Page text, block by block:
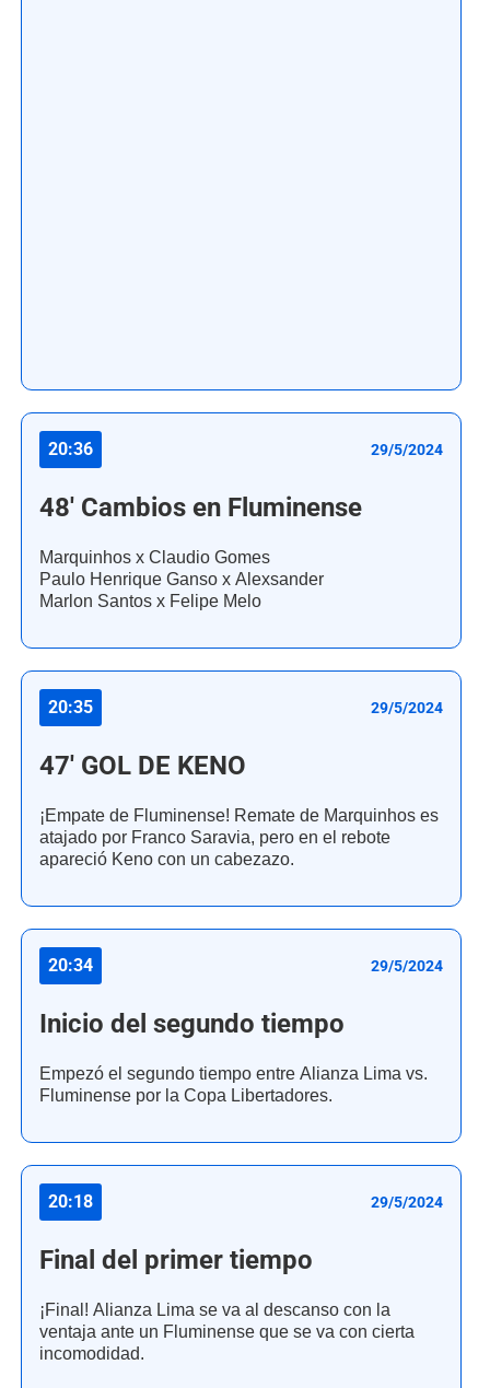
20:36 29/5/2024
48' Cambios en Fluminense
Marquinhos x Claudio Gomes
Paulo Henrique Ganso x Alexsander
Marlon Santos x Felipe Melo
20:35 29/5/2024
47' GOL DE KENO
¡Empate de Fluminense! Remate de Marquinhos es
atajado por Franco Saravia, pero en el rebote
apareció Keno con un cabezazo.
20:34 29/5/2024
Inicio del segundo tiempo
Empezó el segundo tiempo entre Alianza Lima vs.
Fluminense por la Copa Libertadores.
20:18 29/5/2024
Final del primer tiempo
¡Final! Alianza Lima se va al descanso con la
ventaja ante un Fluminense que se va con cierta
incomodidad.